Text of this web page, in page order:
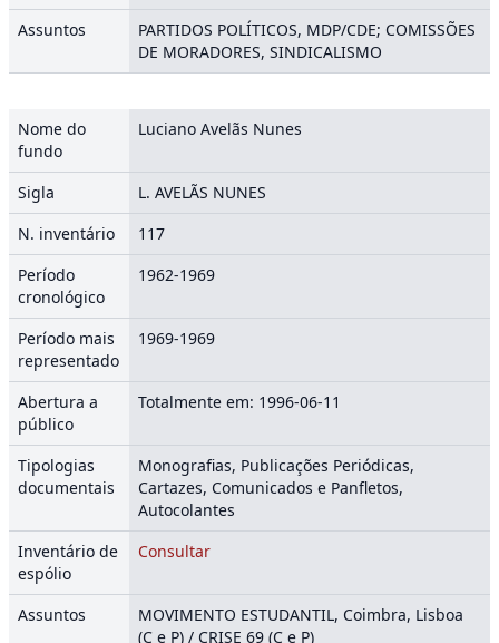
Assuntos
PARTIDOS POLÍTICOS, MDP/CDE; COMISSÕES
DE MORADORES, SINDICALISMO
Nome do
fundo
Luciano Avelãs Nunes
Sigla
L. AVELÃS NUNES
N. inventário
117
Período
cronológico
1962-1969
Período mais
representado
1969-1969
Abertura a
público
Totalmente em: 1996-06-11
Tipologias
documentais
Monografias, Publicações Periódicas,
Cartazes, Comunicados e Panfletos,
Autocolantes
Inventário de
espólio
Consultar
Assuntos
MOVIMENTO ESTUDANTIL, Coimbra, Lisboa
(C e P) / CRISE 69 (C e P)